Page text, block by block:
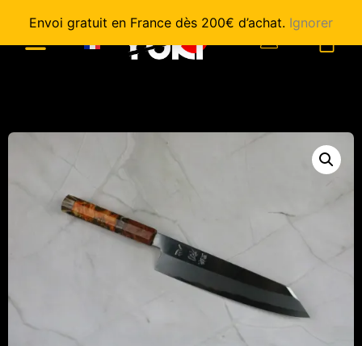
Envoi gratuit en France dès 200€ d’achat. Ignorer